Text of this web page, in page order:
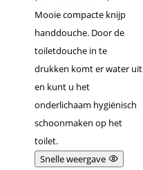
Mooie compacte knijp
handdouche. Door de
toiletdouche in te
drukken komt er water uit
en kunt u het
onderlichaam hygiënisch
schoonmaken op het
toilet.
Snelle weergave